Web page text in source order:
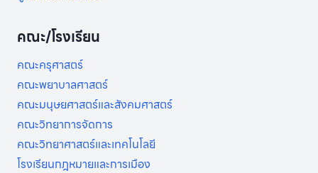
คณะ/โรงเรียน
คณะครุศาสตร์
คณะพยาบาลศาสตร์
คณะมนุษยศาสตร์และสังคมศาสตร์
คณะวิทยาการจัดการ
คณะวิทยาศาสตร์และเทคโนโลยี
โรงเรียนกฎหมายและการเมือง